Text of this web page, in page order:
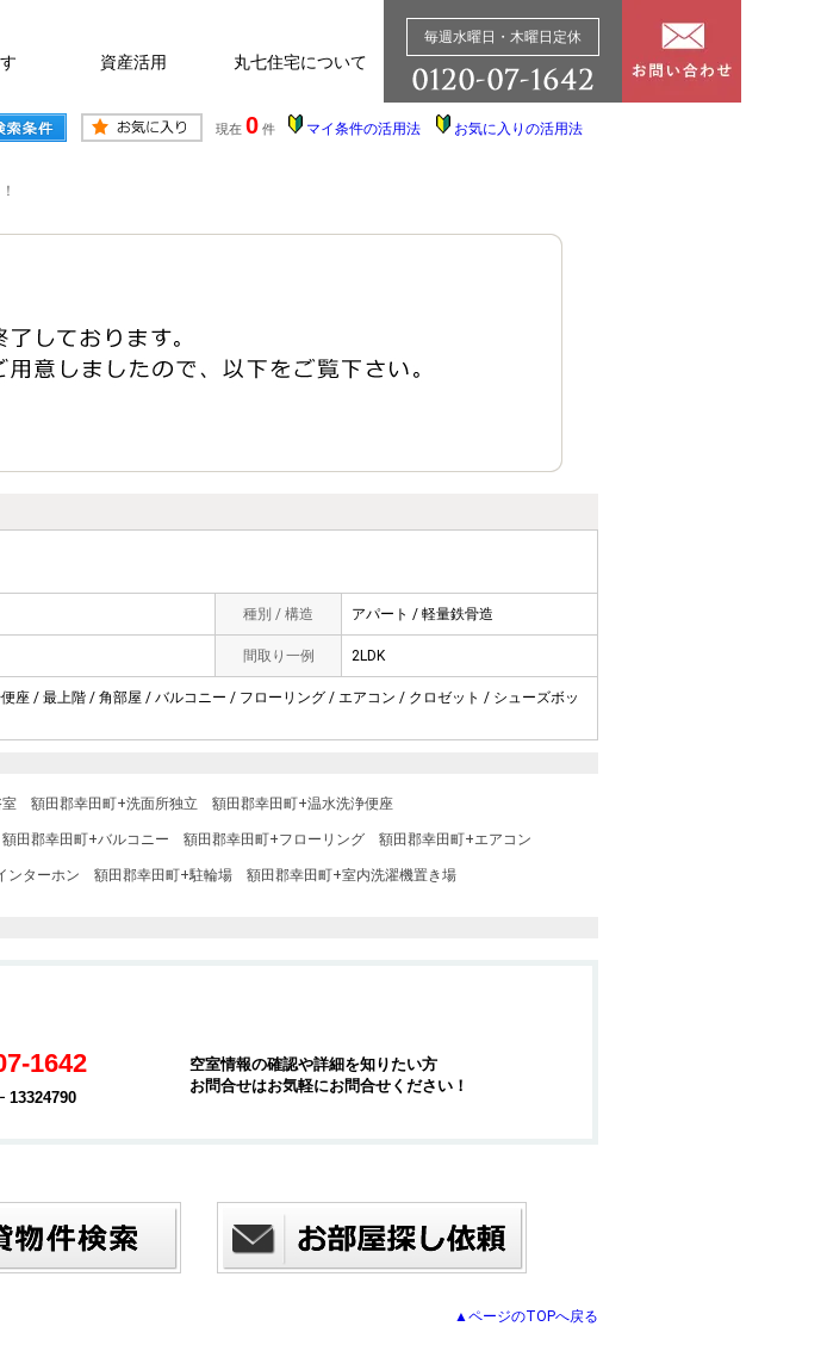
資産活用 丸七住宅について
毎週水曜日・木曜日定休
現在 0 件 マイ条件の活用法 お気に入りの活用法
種別 / 構造 アパート / 軽量鉄骨造
間取り一例 2LDK
座 / 最上階 / 角部屋 / バルコニー / フローリング / エアコン / クロゼット / シューズボッ
額田郡幸田町+洗面所独立 額田郡幸田町+温水洗浄便座
額田郡幸田町+バルコニー 額田郡幸田町+フローリング 額田郡幸田町+エアコン
ンターホン 額田郡幸田町+駐輪場 額田郡幸田町+室内洗濯機置き場
1642
13324790
空室情報の確認や詳細を知りたい方
お問合せはお気軽にお問合せください！
▲ページのTOPへ戻る